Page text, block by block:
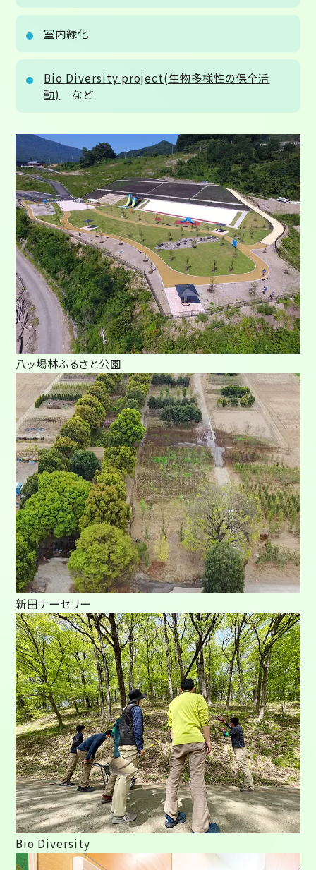
室内緑化
Bio Diversity project(生物多様性の保全活
動)
など
八ッ場林ふるさと公園
新田ナーセリー
Bio Diversity